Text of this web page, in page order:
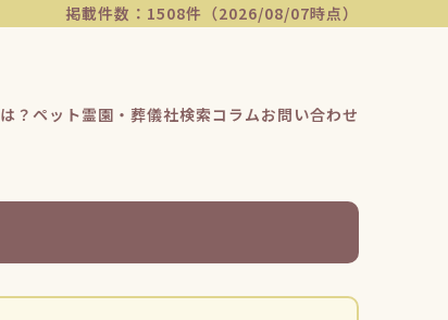
掲載件数：1508件（2026/08/07時点）
？ ペット霊園・葬儀社検索コラムお問い合わせ